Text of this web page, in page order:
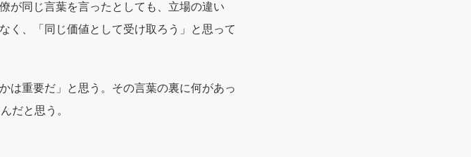
が同じ言葉を言ったとしても、立場の違い
く、「同じ価値として受け取ろう」と思って
は重要だ」と思う。その言葉の裏に何があっ
だと思う。